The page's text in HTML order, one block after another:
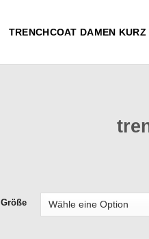
TRENCHCOAT DAMEN KURZ
Größe